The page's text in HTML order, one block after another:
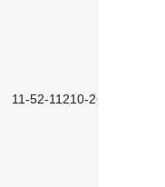
11-52-11210-2604